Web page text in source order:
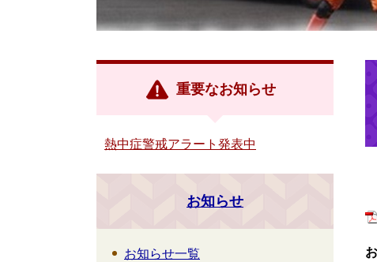
重要なお知らせ
熱中症警戒アラート発表中
お知らせ
お知らせ一覧